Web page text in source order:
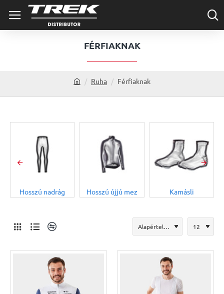
FÉRFIAKNAK
o
e
Ruha Férfiaknak
Hosszú nadrág Hosszú újjú mez Kamásli